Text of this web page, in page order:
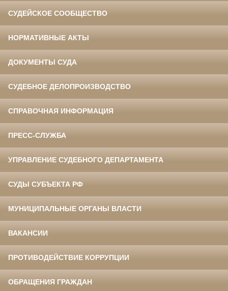
СУДЕЙСКОЕ СООБЩЕСТВО
НОРМАТИВНЫЕ АКТЫ
ДОКУМЕНТЫ СУДА
СУДЕБНОЕ ДЕЛОПРОИЗВОДСТВО
СПРАВОЧНАЯ ИНФОРМАЦИЯ
ПРЕСС-СЛУЖБА
УПРАВЛЕНИЕ СУДЕБНОГО ДЕПАРТАМЕНТА
СУДЫ СУБЪЕКТА РФ
МУНИЦИПАЛЬНЫЕ ОРГАНЫ ВЛАСТИ
ВАКАНСИИ
ПРОТИВОДЕЙСТВИЕ КОРРУПЦИИ
ОБРАЩЕНИЯ ГРАЖДАН